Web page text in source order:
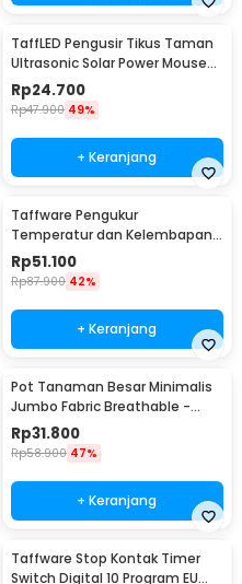
TaffLED Pengusir Tikus Taman
Ultrasonic Solar Power Mouse
Repellent - HR-533
Rp24.700
Rp47.900 49%
+ Keranjang
Taffware Pengukur
Temperatur dan Kelembapan
Tanah Soil PH - TPH01803
Rp51.100
Rp87.900 42%
+ Keranjang
Pot Tanaman Besar Minimalis
Jumbo Fabric Breathable -
DFT24
Rp31.800
Rp58.900 47%
+ Keranjang
Taffware Stop Kontak Timer
Switch Digital 10 Program EU